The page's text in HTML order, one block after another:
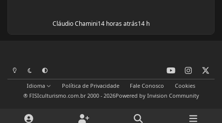
Cláudio Chamini14 horas atrás14 h
Modo ClaroModo EscuroPreferência do Sistema
o
u
n
s
Idioma Política de Privacidade Fale Conosco
Cookies
® FISIculturismo.com.br 2000 - 2026Powered by Invision Community